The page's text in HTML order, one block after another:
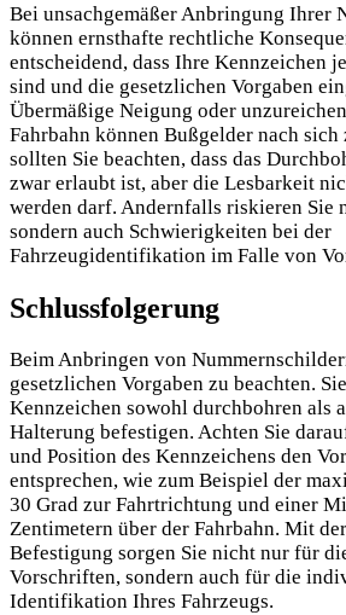
Bei unsachgemäßer Anbringung Ihrer
können ernsthafte rechtliche
entscheidend, dass Ihre Kennzeichen
sind und die gesetzlichen Vorgaben
Übermäßige Neigung oder
Fahrbahn können Bußgelder nach sich
sollten Sie beachten, dass das
zwar erlaubt ist, aber die Lesbarkeit
werden darf. Andernfalls riskieren Sie
sondern auch Schwierigkeiten bei der
Fahrzeugidentifikation im Falle von
Schlussfolgerung
Beim Anbringen von
gesetzlichen Vorgaben zu beachten.
Kennzeichen sowohl durchbohren als
Halterung befestigen. Achten Sie
und Position des Kennzeichens den
entsprechen, wie zum Beispiel der
30 Grad zur Fahrtrichtung und einer
Zentimetern über der Fahrbahn. Mit
Befestigung sorgen Sie nicht nur für
Vorschriften, sondern auch für die
Identifikation Ihres Fahrzeugs.